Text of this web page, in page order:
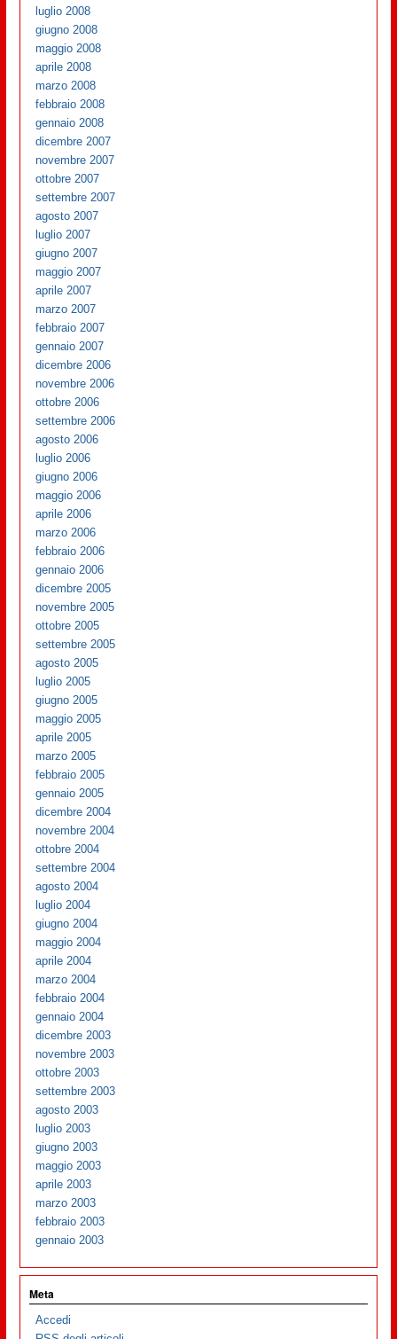
luglio 2008
giugno 2008
maggio 2008
aprile 2008
marzo 2008
febbraio 2008
gennaio 2008
dicembre 2007
novembre 2007
ottobre 2007
settembre 2007
agosto 2007
luglio 2007
giugno 2007
maggio 2007
aprile 2007
marzo 2007
febbraio 2007
gennaio 2007
dicembre 2006
novembre 2006
ottobre 2006
settembre 2006
agosto 2006
luglio 2006
giugno 2006
maggio 2006
aprile 2006
marzo 2006
febbraio 2006
gennaio 2006
dicembre 2005
novembre 2005
ottobre 2005
settembre 2005
agosto 2005
luglio 2005
giugno 2005
maggio 2005
aprile 2005
marzo 2005
febbraio 2005
gennaio 2005
dicembre 2004
novembre 2004
ottobre 2004
settembre 2004
agosto 2004
luglio 2004
giugno 2004
maggio 2004
aprile 2004
marzo 2004
febbraio 2004
gennaio 2004
dicembre 2003
novembre 2003
ottobre 2003
settembre 2003
agosto 2003
luglio 2003
giugno 2003
maggio 2003
aprile 2003
marzo 2003
febbraio 2003
gennaio 2003
Meta
Accedi